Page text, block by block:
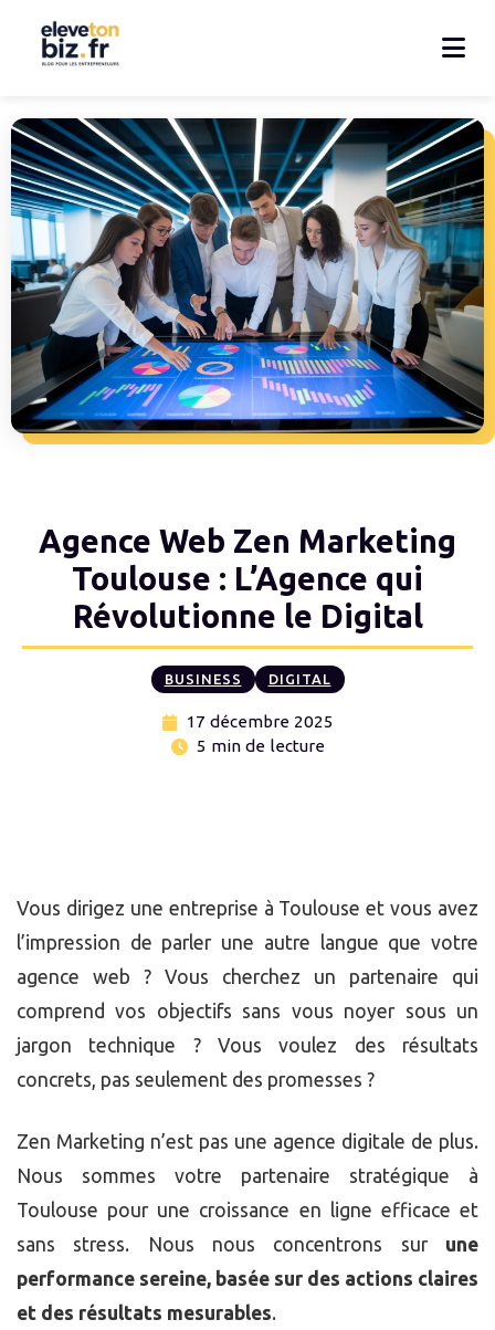
Agence Web Zen Marketing
Toulouse : L’Agence qui
Révolutionne le Digital
BUSINESS DIGITAL
17 décembre 2025
5 min de lecture
Vous dirigez une entreprise à Toulouse et vous avez
l’impression de parler une autre langue que votre
agence web ? Vous cherchez un partenaire qui
comprend vos objectifs sans vous noyer sous un
jargon technique ? Vous voulez des résultats
concrets, pas seulement des promesses ?
Zen Marketing n’est pas une agence digitale de plus.
Nous sommes votre partenaire stratégique à
Toulouse pour une croissance en ligne efficace et
sans stress. Nous nous concentrons sur une
performance sereine, basée sur des actions claires
et des résultats mesurables.